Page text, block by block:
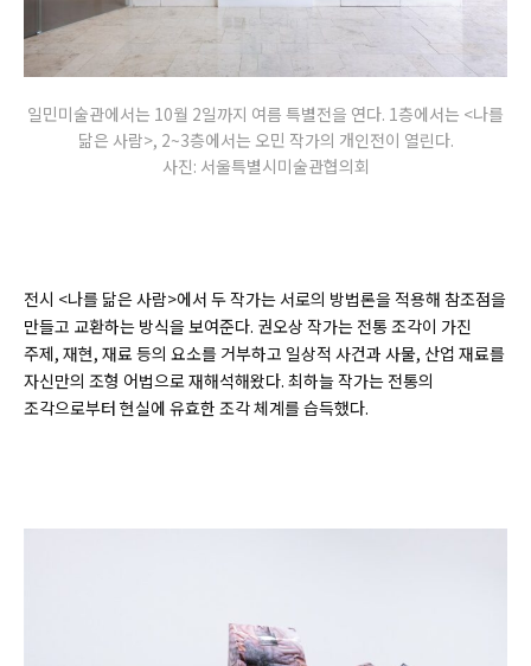
일민미술관에서는 10월 2일까지 여름 특별전을 연다. 1층에서는 <나를
닮은 사람>, 2~3층에서는 오민 작가의 개인전이 열린다.
사진: 서울특별시미술관협의회
전시 <나를 닮은 사람>에서 두 작가는 서로의 방법론을 적용해 참조점을
만들고 교환하는 방식을 보여준다. 권오상 작가는 전통 조각이 가진
주제, 재현, 재료 등의 요소를 거부하고 일상적 사건과 사물, 산업 재료를
자신만의 조형 어법으로 재해석해왔다. 최하늘 작가는 전통의
조각으로부터 현실에 유효한 조각 체계를 습득했다.